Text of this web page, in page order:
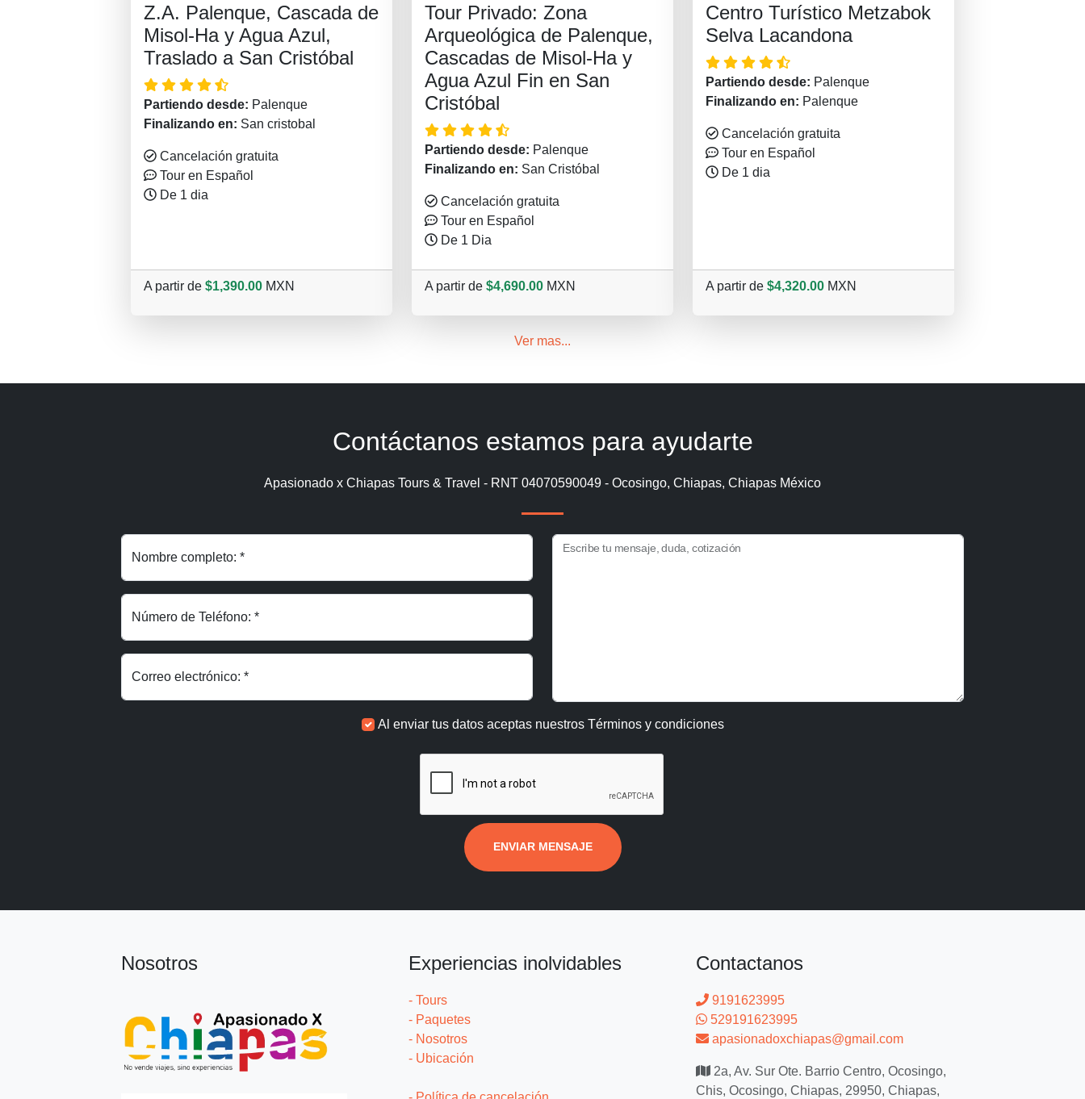
Z.A. Palenque, Cascada de
Misol-Ha y Agua Azul,
Traslado a San Cristóbal
Partiendo desde: Palenque
Finalizando en: San cristobal
Cancelación gratuita
Tour en Español
De 1 dia
A partir de $1,390.00 MXN
Tour Privado: Zona
Arqueológica de Palenque,
Cascadas de Misol-Ha y
Agua Azul Fin en San
Cristóbal
Partiendo desde: Palenque
Finalizando en: San Cristóbal
Cancelación gratuita
Tour en Español
De 1 Dia
A partir de $4,690.00 MXN
Centro Turístico Metzabok
Selva Lacandona
Partiendo desde: Palenque
Finalizando en: Palenque
Cancelación gratuita
Tour en Español
De 1 dia
A partir de $4,320.00 MXN
Ver mas...
Contáctanos estamos para ayudarte
Apasionado x Chiapas Tours & Travel - RNT 04070590049 - Ocosingo, Chiapas, Chiapas México
Nombre completo: *
Número de Teléfono: *
Correo electrónico: *
Escribe tu mensaje, duda, cotización
Al enviar tus datos aceptas nuestros Términos y condiciones
ENVIAR MENSAJE
Nosotros Experiencias inolvidables
- Tours
- Paquetes
- Nosotros
- Ubicación
Contactanos
9191623995
529191623995
apasionadoxchiapas@gmail.com
2a, Av. Sur Ote. Barrio Centro, Ocosingo,
Chis, Ocosingo, Chiapas, 29950, Chiapas,